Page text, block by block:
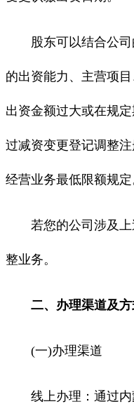
股东可以结合公司
的出资能力、主营项
出资金额过大或在规
过减资变更登记调整
经营业务最低限额规定
若您的公司涉及上
整业务。
二、办理渠道及
(一)办理渠道
线上办理：通过内